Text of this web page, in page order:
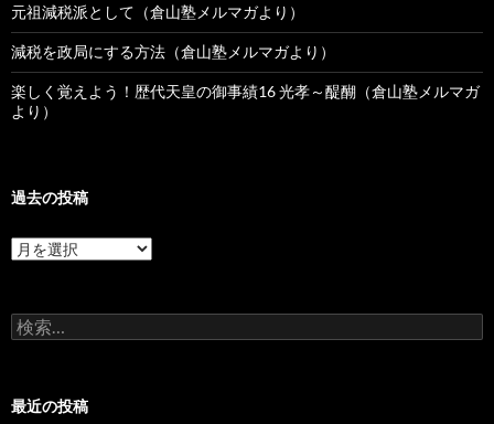
元祖減税派として（倉山塾メルマガより）
減税を政局にする方法（倉山塾メルマガより）
楽しく覚えよう！歴代天皇の御事績16 光孝～醍醐（倉山塾メルマガ
より）
過去の投稿
過
去
稿
検
索:
最近の投稿